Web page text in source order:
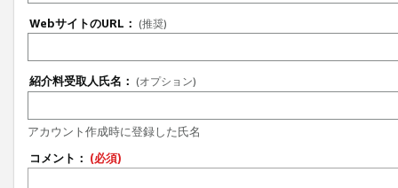
WebサイトのURL： (推奨)
紹介料受取人氏名： (オプション)
アカウント作成時に登録した氏名
コメント： (必須)